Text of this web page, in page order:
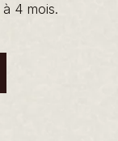
4 mois.